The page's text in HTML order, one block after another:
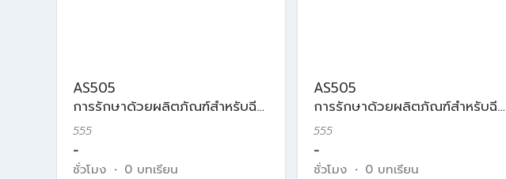
AS505
การรักษาด้วยผลิตภัณฑ์สำหรับฉีด
ในเวชศาสตร์ความงาม
555
-
ชั่วโมง · 0 บทเรียน
AS505
การรักษาด้วยผลิตภัณฑ์สำหรับฉีด
ในเวชศาสตร์ความงาม
555
-
ชั่วโมง · 0 บทเรียน